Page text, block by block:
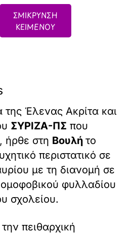
ΣΜΙΚΡΥΝΣΗ
ΚΕΙΜΕΝΟΥ
Έλενας Ακρίτα και
ΣΥΡΙΖΑ-ΠΣ που
ήρθε στη Βουλήτο
περιστατικό σε
με τη διανομή σε
φυλλαδίου
σχολείου.
πειθαρχική